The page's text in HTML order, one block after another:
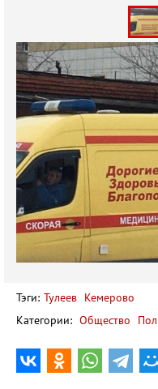
Тэги: Тулеев Кемерово
Категории: Общество